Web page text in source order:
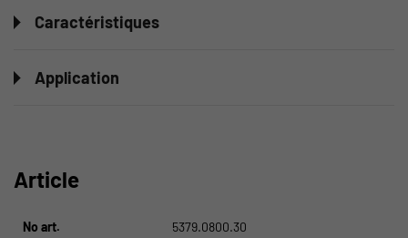
Caractéristiques
Application
Article
No art.
5379.0800.30